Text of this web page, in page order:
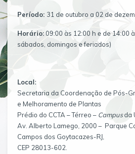
Período: 31 de outubro a 02 de
Horário: 09:00 às 12:00 h e de 14:00
sábados, domingos e feriados)
Local:
Secretaria da Coordenação de Pós-
e Melhoramento de Plantas
Prédio do CCTA – Térreo – Campusda
Av. Alberto Lamego, 2000 – Parque
Campos dos Goytacazes-RJ,
CEP 28013-602.